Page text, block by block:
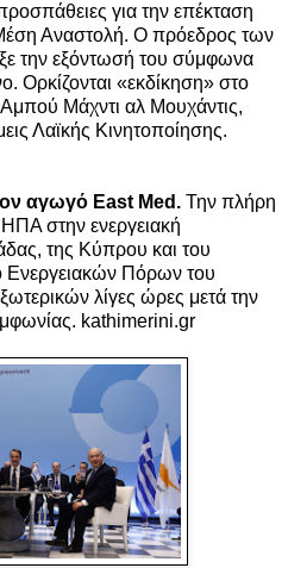
για την επέκταση
Αναστολή. Ο πρόεδρος των
την εξόντωσή του σύμφωνα
Ορκίζονται «εκδίκηση» στο
Αμπού Μάχντι αλ Μουχάντις,
Λαϊκής Κινητοποίησης.
αγωγό East Med. Την πλήρη
στην ενεργειακή
της Κύπρου και του
Ενεργειακών Πόρων του
λίγες ώρες μετά την
kathimerini.gr